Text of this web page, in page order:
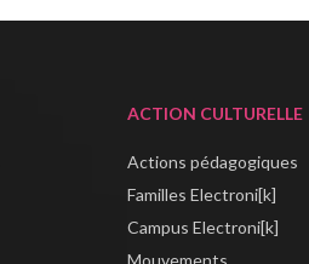
ACTION CULTURELLE
Actions pédagogiques
Familles Electroni[k]
Campus Electroni[k]
Mouvements